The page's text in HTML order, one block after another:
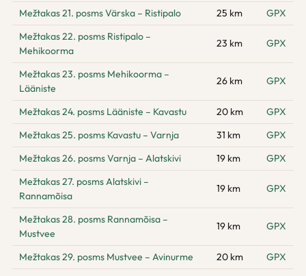
Mežtakas 21. posms Värska – Ristipalo
25 km
GPX
Mežtakas 22. posms Ristipalo –
Mehikoorma
23 km GPX
Mežtakas 23. posms Mehikoorma –
Lääniste
26 km GPX
Mežtakas 24. posms Lääniste – Kavastu 20 km
GPX
Mežtakas 25. posms Kavastu – Varnja
31 km
GPX
Mežtakas 26. posms Varnja – Alatskivi
19 km
GPX
Mežtakas 27. posms Alatskivi –
Rannamõisa
19 km GPX
Mežtakas 28. posms Rannamõisa –
Mustvee
19 km GPX
Mežtakas 29. posms Mustvee – Avinurme 20 km
GPX